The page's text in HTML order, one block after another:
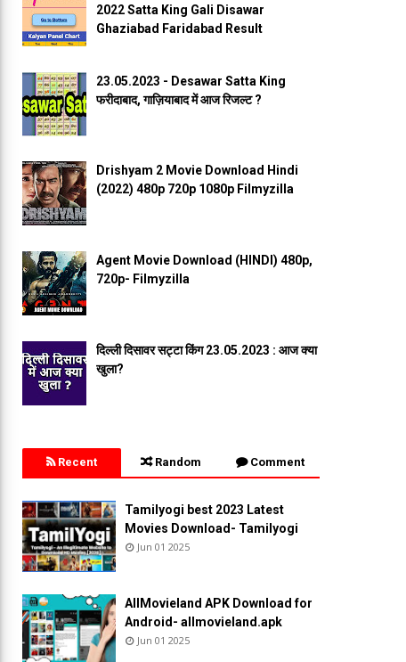
2022 Satta King Gali Disawar
Ghaziabad Faridabad Result
23.05.2023 - Desawar Satta King
फरीदाबाद, गाज़ियाबाद में आज रिजल्ट ?
Drishyam 2 Movie Download Hindi
(2022) 480p 720p 1080p Filmyzilla
Agent Movie Download (HINDI) 480p,
720p- Filmyzilla
दिल्ली दिसावर सट्टा किंग 23.05.2023 : आज क्या
खुला?
Recent Random Comment
Tamilyogi best 2023 Latest
Movies Download- Tamilyogi
Jun 01 2025
AllMovieland APK Download for
Android- allmovieland.apk
Jun 01 2025